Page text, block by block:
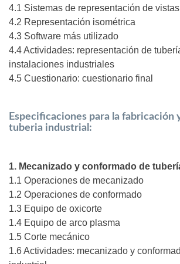
4.1 Sistemas de representación de
4.2 Representación isométrica
4.3 Software más utilizado
4.4 Actividades: representación de
instalaciones industriales
4.5 Cuestionario: cuestionario final
Especificaciones para la fabricación
tuberia industrial:
1. Mecanizado y conformado de
1.1 Operaciones de mecanizado
1.2 Operaciones de conformado
1.3 Equipo de oxicorte
1.4 Equipo de arco plasma
1.5 Corte mecánico
1.6 Actividades: mecanizado y